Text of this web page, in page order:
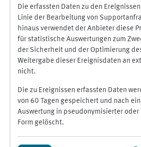
Die erfassten Daten zu den
Linie der Bearbeitung von
hinaus verwendet der Anbieter diese
für statistische Auswertungen zum
der Sicherheit und der Optimierung
Weitergabe dieser Ereignisdaten an
nicht.
Die zu Ereignissen erfassten Daten
von 60 Tagen gespeichert und nach
Auswertung in pseudonymisierter
Form gelöscht.